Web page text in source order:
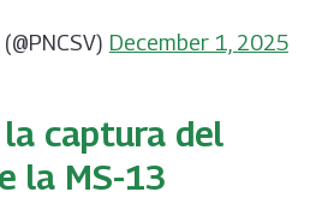
December 1, 2025
captura del
la MS-13